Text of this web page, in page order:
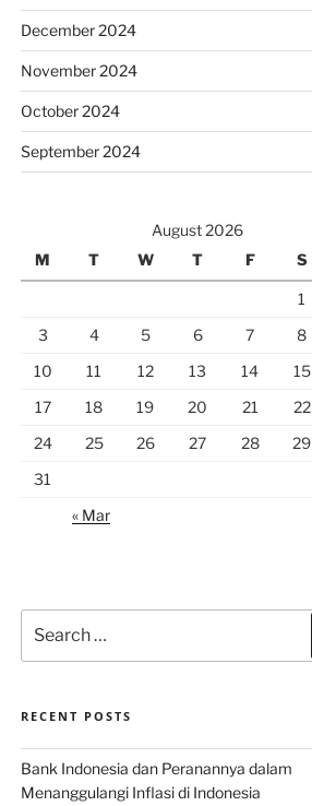
December 2024
November 2024
October 2024
September 2024
August 2026
M
T W T F S
1
3
4 5 6 7 8
10
11 12 13 14 15
17
18 19 20 21 22
24
25 26 27 28 29
31
« Mar
for:
RECENT POSTS
Bank Indonesia dan Peranannya dalam
Menanggulangi Inflasi di Indonesia